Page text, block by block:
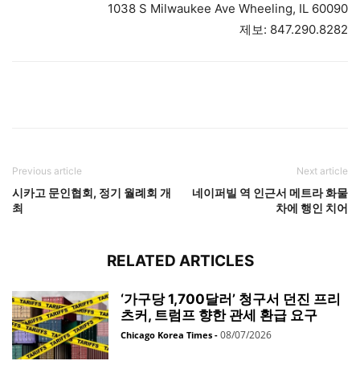
1038 S Milwaukee Ave Wheeling, IL 60090
제보: 847.290.8282
Previous article
시카고 문인협회, 정기 월례회 개
최
Next article
네이퍼빌 역 인근서 메트라 화물
차에 행인 치어
RELATED ARTICLES
‘가구당 1,700달러’ 청구서 던진 프리
츠커, 트럼프 향한 관세 환급 요구
Chicago Korea Times - 08/07/2026